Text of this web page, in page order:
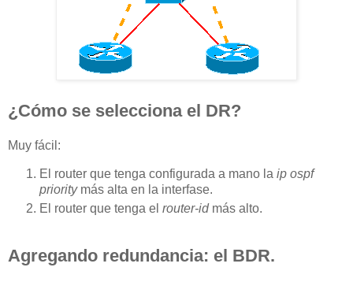
¿Cómo se selecciona el DR?
Muy fácil:
El router que tenga configurada a mano la ip ospf
prioritymás alta en la interfase.
El router que tenga el router-idmás alto.
Agregando redundancia: el BDR.